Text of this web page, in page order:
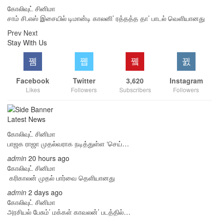
கோலிவுட் சினிமா
சாம் சி.எஸ் இசையில் டிமான்டி காலனி’ ரத்தத்த தா’ பாடல் வெளியானது
Prev Next
Stay With Us
Facebook
Likes
Twitter
Followers
3,620
Subscribers
Instagram
Followers
Latest News
கோலிவுட் சினிமா
பாஜக ராஜா முதல்வராக நடித்துள்ள ‘செய்…
admin 20 hours ago
கோலிவுட் சினிமா
‎ கரிகாலன் முதல் பார்வை தெளியானது
admin 2 days ago
கோலிவுட் சினிமா
அரசியல் பேசும்’ மக்கள் காவலன்’ படத்தில்…